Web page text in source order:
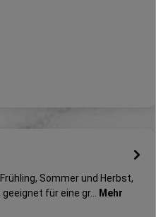
Sommer und Herbst,
für eine gr…
Mehr